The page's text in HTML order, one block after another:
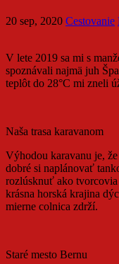
20 sep, 2020 Cestovanie
V lete 2019 sa mi s
spoznávali najmä juh
teplôt do 28°C mi zneli
Naša trasa karavanom
Výhodou karavanu je,
dobré si naplánovať
rozlúsknuť ako
krásna horská krajina
mierne colnica zdrží.
Staré mesto Bernu